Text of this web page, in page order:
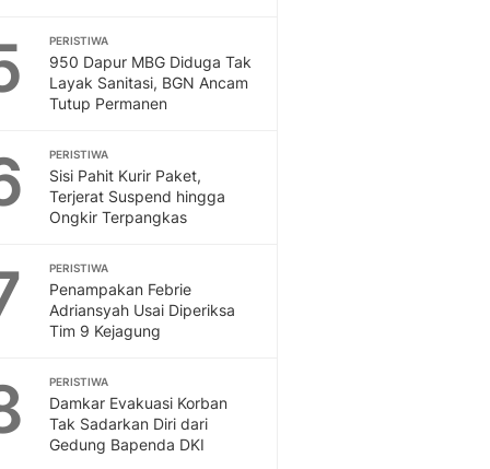
PERISTIWA
950 Dapur MBG Diduga Tak
Layak Sanitasi, BGN Ancam
Tutup Permanen
PERISTIWA
Sisi Pahit Kurir Paket,
Terjerat Suspend hingga
Ongkir Terpangkas
PERISTIWA
Penampakan Febrie
Adriansyah Usai Diperiksa
Tim 9 Kejagung
PERISTIWA
Damkar Evakuasi Korban
Tak Sadarkan Diri dari
Gedung Bapenda DKI